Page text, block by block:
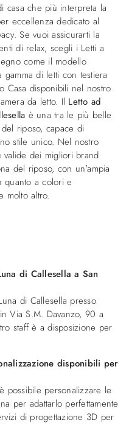
casa che più interpreta la
eccellenza dedicato al
Se vuoi assicurarti la
di relax, scegli i Letti a
come il modello
di letti con testiera
Casa disponibili nel nostro
da letto. Il Letto ad
è una tra le più belle
riposo, capace di
stile unico. Nel nostro
dei migliori brand
del riposo, con un’ampia
quanto a colori e
molto altro.
di Callesella a San
di Callesella presso
Via S.M. Davanzo, 90 a
staff è a disposizione per
disponibili per
possibile personalizzare le
per adattarlo perfettamente
di progettazione 3D per